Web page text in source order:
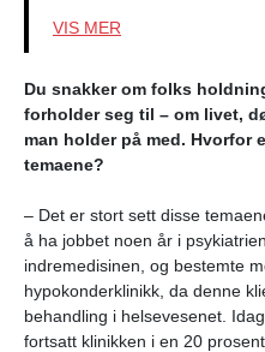
VIS MER
Du snakker om folks
forholder seg til – om livet,
man holder på med. Hvorfor
temaene?
– Det er stort sett disse
å ha jobbet noen år i
indremedisinen, og bestemte
hypokonderklinikk, da denne
behandling i helsevesenet.
fortsatt klinikken i en 20